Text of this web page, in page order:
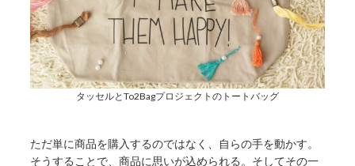
タッセルとTo2Bagプロジェクトのトートバッグ
ただ単に商品を購入するのではなく、自らの手を動かす。
そうすることで、商品に思いが込められる。そしてその一